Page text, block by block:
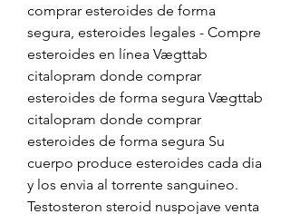
comprar esteroides de forma
segura, esteroides legales - Compre
esteroides en línea Vægttab
citalopram donde comprar
esteroides de forma segura Vægttab
citalopram donde comprar
esteroides de forma segura Su
cuerpo produce esteroides cada dia
y los envia al torrente sanguineo.
Testosteron steroid nuspojave venta